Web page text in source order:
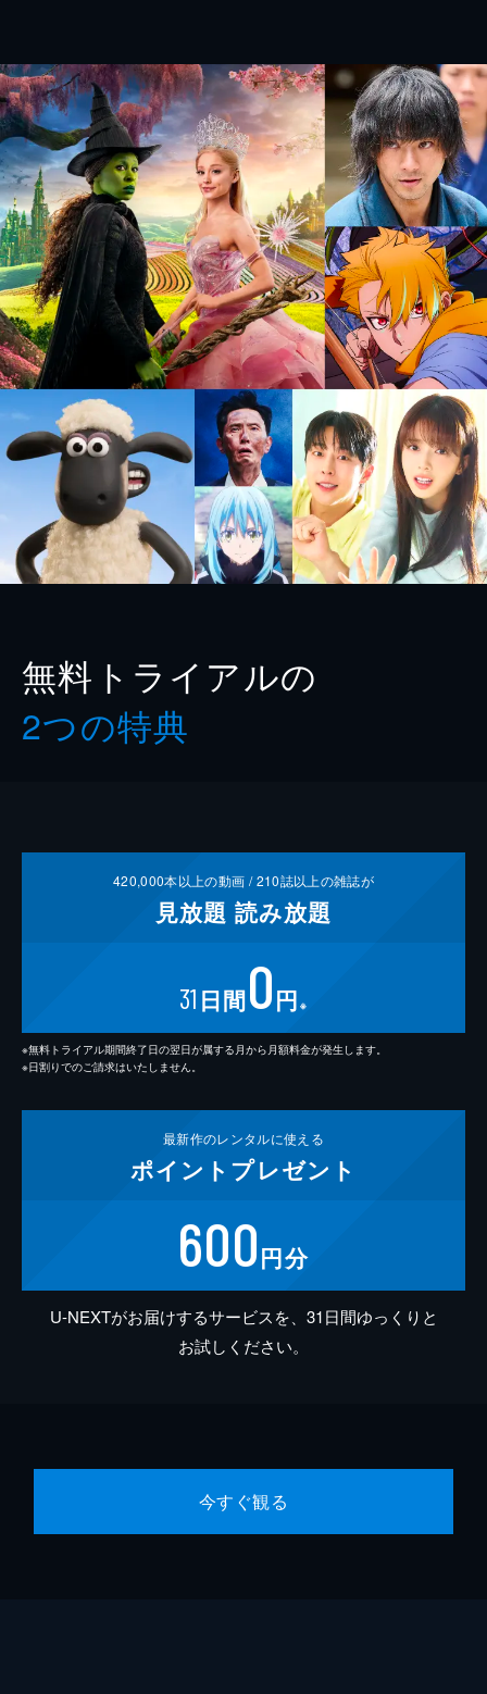
無料トライアルの
2つの特典
420,000本以上の動画 /210誌以上の雑誌が
見放題 読み放題
31 日間0円 ※
※無料トライアル期間終了日の翌日が属する月から月額料金が発生します。
※日割りでのご請求はいたしません。
最新作のレンタルに使える
ポイント プレゼント
600円分
U-NEXTがお届けするサービスを、31日間ゆっくりと
お試しください。
今すぐ観る